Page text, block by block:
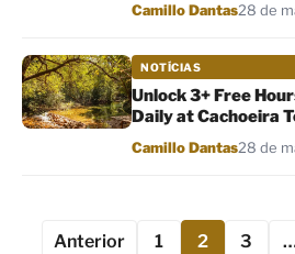
Por
Camillo Dantas28 de
NOTÍCIAS
Unlock 3+ Free
Daily at Cachoeira
Por
Camillo Dantas28 de
Anterior 1 2 3